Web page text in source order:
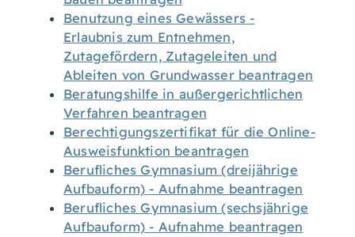
Benutzung eines Gewässers -
Erlaubnis zum Entnehmen,
Zutagefördern, Zutageleiten und
Ableiten von Grundwasser beantragen
Beratungshilfe in außergerichtlichen
Verfahren beantragen
Berechtigungszertifikat für die Online-
Ausweisfunktion beantragen
Berufliches Gymnasium (dreijährige
Aufbauform) - Aufnahme beantragen
Berufliches Gymnasium (sechsjährige
Aufbauform) - Aufnahme beantragen